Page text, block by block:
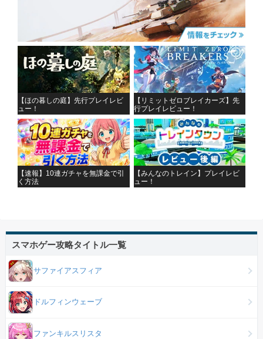
【ほの暮しの庭】先行プレイレビ
ュー！
【リミットゼロブレイカーズ】先
行プレイレビュー！
【速報】10連ガチャを無課金で引
く方法
【みんなのトレイン】プレイレビ
ュー！
スマホゲー攻略タイトル一覧
サファイアスフィア
ドルフィンウェーブ
ファンキルスリスタ